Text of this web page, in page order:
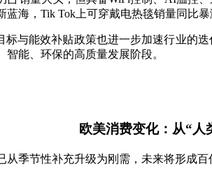
蓝海，Tik Tok上可穿戴电热毯销量同比暴
标与能效补贴政策也进一步加速行业的
智能、环保的高质量发展阶段。
欧美消费变化：从“人
从季节性补充升级为刚需，未来将形成百